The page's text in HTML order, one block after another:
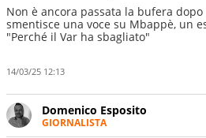
Non è ancora passata la bufera
smentisce una voce su Mbappè, un
"Perché il Var ha sbagliato"
14/03/25 12:13
Domenico Esposito
GIORNALISTA